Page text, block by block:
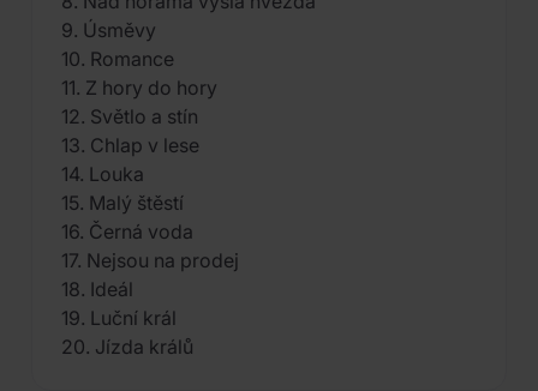
9. Úsměvy
10. Romance
11. Z hory do hory
12. Světlo a stín
13. Chlap v lese
14. Louka
15. Malý štěstí
16. Černá voda
17. Nejsou na prodej
18. Ideál
19. Luční král
20. Jízda králů